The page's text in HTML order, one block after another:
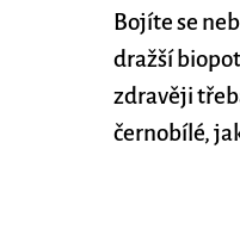
Bojíte se
dražší
zdravěji
černobílé,